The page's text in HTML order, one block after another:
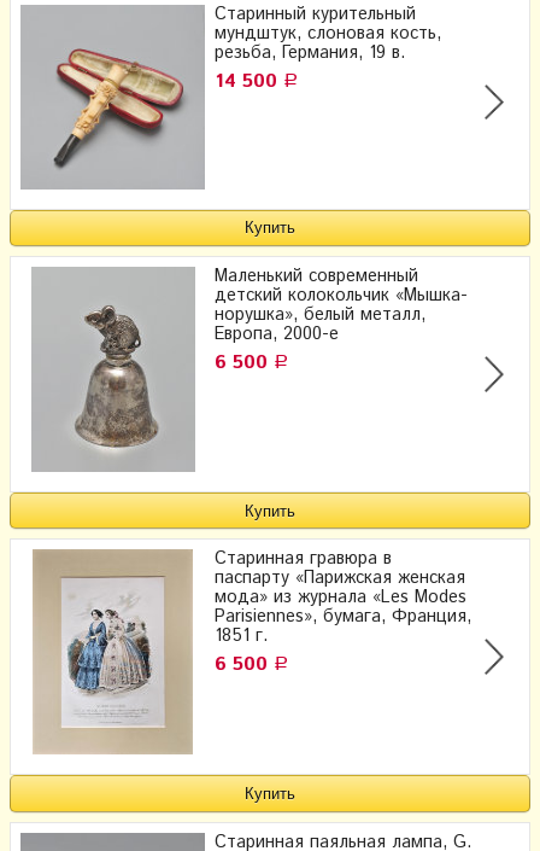
Старинный курительный
мундштук, слоновая кость,
резьба, Германия, 19 в.
14 500 Р
Маленький современный
детский колокольчик «Мышка-
норушка», белый металл,
Европа, 2000-е
6 500 Р
Старинная гравюра в
паспарту «Парижская женская
мода» из журнала «Les Modes
Parisiennes», бумага, Франция,
1851 г.
6 500 Р
Старинная паяльная лампа, G.